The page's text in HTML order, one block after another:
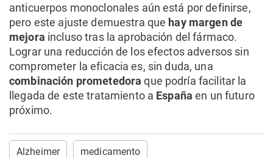
anticuerpos monoclonales aún está por definirse,
pero este ajuste demuestra que hay margen de
mejora incluso tras la aprobación del fármaco.
Lograr una reducción de los efectos adversos sin
comprometer la eficacia es, sin duda, una
combinación prometedora que podría facilitar la
llegada de este tratamiento a Españaen un futuro
próximo.
Alzheimer medicamento